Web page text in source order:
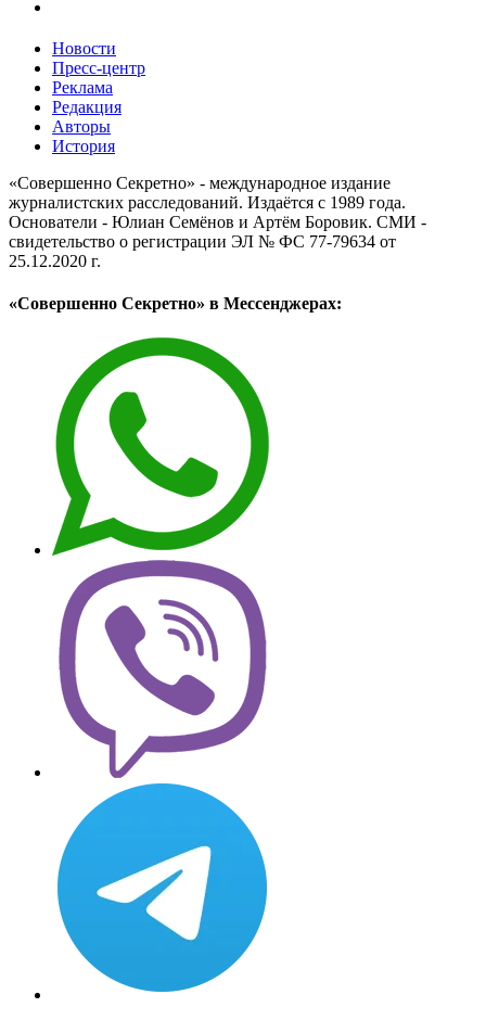
Новости
Пресс-центр
Реклама
Редакция
Авторы
История
«Совершенно Секретно» - международное издание
журналистских расследований. Издаётся с 1989 года.
Основатели - Юлиан Семёнов и Артём Боровик. CМИ -
свидетельство о регистрации ЭЛ № ФС 77-79634 от
25.12.2020 г.
«Совершенно Секретно» в Мессенджерах: